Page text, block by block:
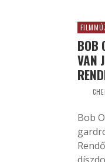
BOB
VAN
Bob